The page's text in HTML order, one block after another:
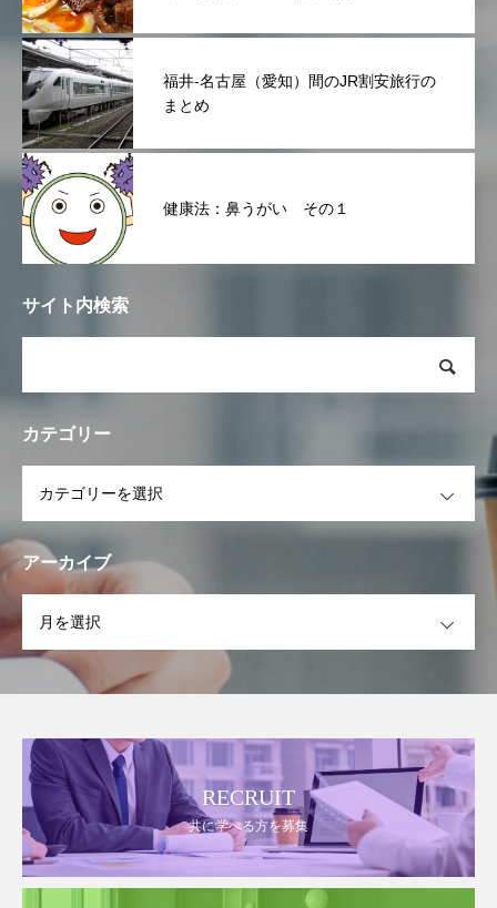
福井-名古屋（愛知）間のJR割安旅行の
まとめ
健康法：鼻うがい その１
サイト内検索
カテゴリー
アーカイブ
RECRUIT
共に学べる方を募集